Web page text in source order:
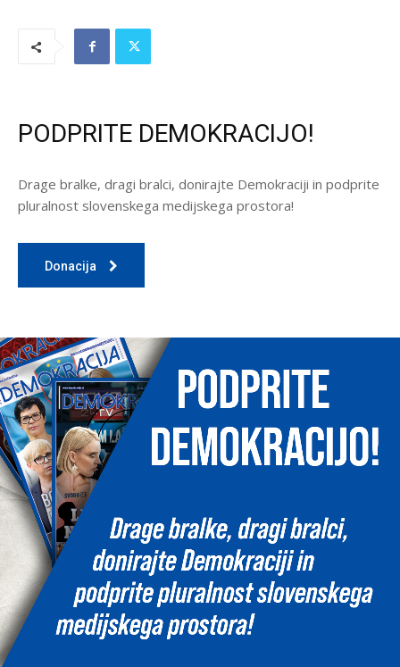
PODPRITE DEMOKRACIJO!
Drage bralke, dragi bralci, donirajte Demokraciji in podprite
pluralnost slovenskega medijskega prostora!
Donacija